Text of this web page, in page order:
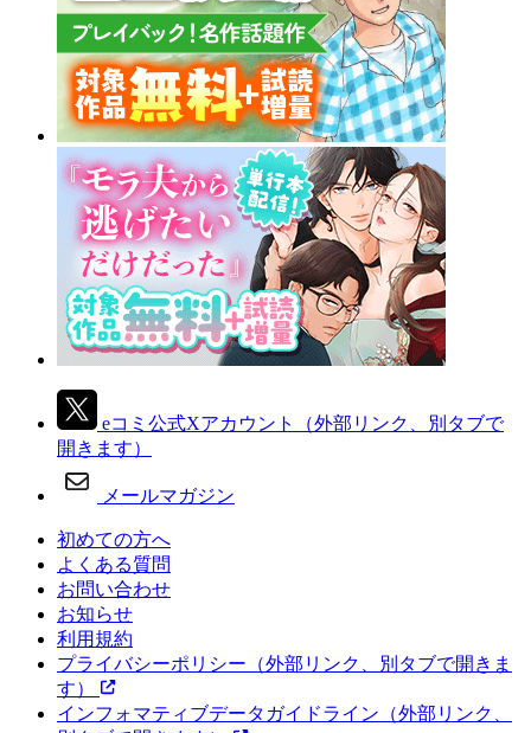
eコミ公式Xアカウント
（外部リンク、別タブで
開きます）
メールマガジン
初めての方へ
よくある質問
お問い合わせ
お知らせ
利用規約
プライバシーポリシー （外部リンク、別タブで開きま
す）
インフォマティブデータガイドライン （外部リンク、